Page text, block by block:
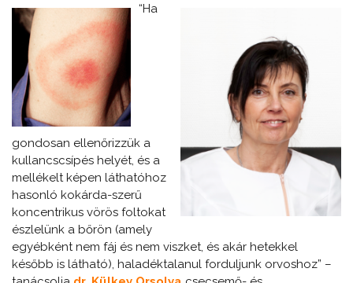
“Ha
gondosan ellenőrizzük a
kullancscsípés helyét, és a
mellékelt képen láthatóhoz
hasonló kokárda-szerű
koncentrikus vörös foltokat
észlelünk a bőrön (amely
egyébként nem fáj és nem viszket, és akár hetekkel
később is látható), haladéktalanul forduljunk orvoshoz” –